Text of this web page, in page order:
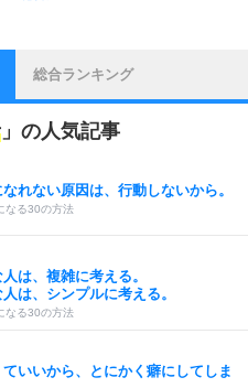
総合ランキング
」の人気記事
れない原因は、行動しないから。
なる30の方法
は、複雑に考える。
は、シンプルに考える。
なる30の方法
いいから、とにかく癖にしてしま